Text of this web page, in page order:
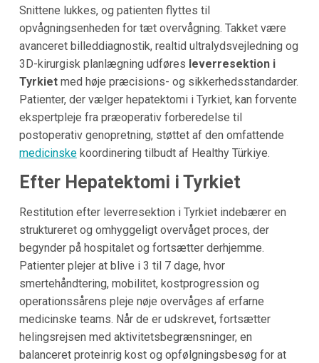
Snittene lukkes, og patienten flyttes til
opvågningsenheden for tæt overvågning. Takket være
avanceret billeddiagnostik, realtid ultralydsvejledning og
3D-kirurgisk planlægning udføres leverresektion i
Tyrkietmed høje præcisions- og sikkerhedsstandarder.
Patienter, der vælger hepatektomi i Tyrkiet, kan forvente
ekspertpleje fra præoperativ forberedelse til
postoperativ genopretning, støttet af den omfattende
medicinskekoordinering tilbudt af Healthy Türkiye.
Efter Hepatektomi i Tyrkiet
Restitution efter leverresektion i Tyrkiet indebærer en
struktureret og omhyggeligt overvåget proces, der
begynder på hospitalet og fortsætter derhjemme.
Patienter plejer at blive i 3 til 7 dage, hvor
smertehåndtering, mobilitet, kostprogression og
operationssårens pleje nøje overvåges af erfarne
medicinske teams. Når de er udskrevet, fortsætter
helingsrejsen med aktivitetsbegrænsninger, en
balanceret proteinrig kost og opfølgningsbesøg for at